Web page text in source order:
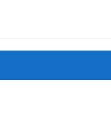
historias